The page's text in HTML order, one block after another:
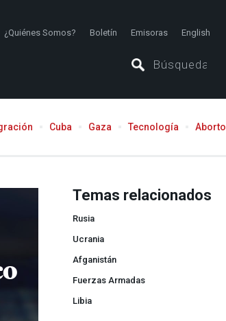
¿Quiénes Somos? Boletín Emisoras English
Cuba Gaza Tecnología Aborto
Temas relacionados
Rusia
Ucrania
Afganistán
Fuerzas Armadas
Libia